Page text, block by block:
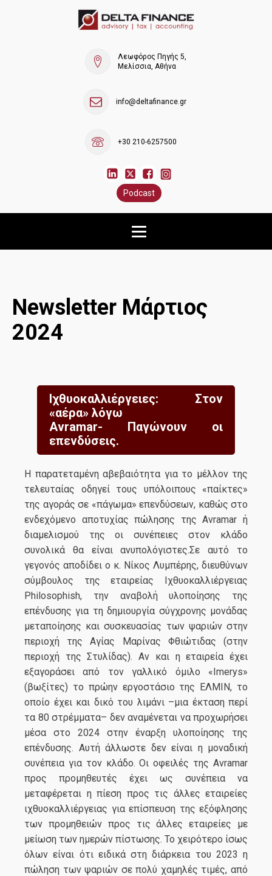
Λεωφόρος Πηγής 5,
Μελίσσια, Αθήνα
info@deltafinance.gr
+30 210-6257500
Podcast
Newsletter Μάρτιος
2024
Ιχθυοκαλλιέργειες: Στον
«αέρα» λόγω
Avramar- Παγώνουν οι
επενδύσεις.
Η παρατεταμένη αβεβαιότητα για το μέλλον της
τελευταίας οδηγεί τους υπόλοιπους «παίκτες»
της αγοράς σε «πάγωμα» επενδύσεων, καθώς στο
ενδεχόμενο αποτυχίας πώλησης της Avramar ή
διαμελισμού της οι συνέπειες στον κλάδο
συνολικά θα είναι ανυπολόγιστες.Σε αυτό το
γεγονός αποδίδει ο κ. Νίκος Λυμπέρης, διευθύνων
σύμβουλος της εταιρείας Ιχθυοκαλλιέργειας
Philosophish, την αναβολή υλοποίησης της
επένδυσης για τη δημιουργία σύγχρονης μονάδας
μεταποίησης και συσκευασίας των ψαριών στην
περιοχή της Αγίας Μαρίνας Φθιώτιδας (στην
περιοχή της Στυλίδας). Αν και η εταιρεία έχει
εξαγοράσει από τον γαλλικό όμιλο «Imerys»
(βωξίτες) το πρώην εργοστάσιο της ΕΛΜΙΝ, το
οποίο έχει και δικό του λιμάνι –μια έκταση περί
τα 80 στρέμματα– δεν αναμένεται να προχωρήσει
μέσα στο 2024 στην έναρξη υλοποίησης της
επένδυσης. Αυτή άλλωστε δεν είναι η μοναδική
συνέπεια για τον κλάδο. Οι οφειλές της Avramar
προς προμηθευτές έχει ως συνέπεια να
μεταφέρεται η πίεση προς τις άλλες εταιρείες
ιχθυοκαλλιέργειας για επίσπευση της εξόφλησης
των προμηθειών προς τις άλλες εταιρείες με
μείωση των ημερών πίστωσης. Το χειρότερο ίσως
όλων είναι ότι ειδικά στη διάρκεια του 2023 η
πώληση των ψαριών σε πολύ χαμηλές τιμές, από